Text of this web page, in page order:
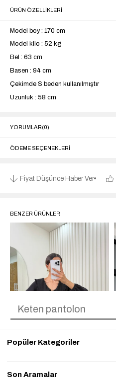
ÜRÜN ÖZELLIKLERI
Model boy : 170 cm
Model kilo : 52 kg
Bel : 63 cm
Basen : 94 cm
Çekimde S beden kullanılmıştır
Uzunluk : 58 cm
YORUMLAR(0)
ÖDEME SEÇENEKLERI
Fiyat Düşünce Haber Ver
BENZER ÜRÜNLER
Popüler Kategoriler
Son Aramalar